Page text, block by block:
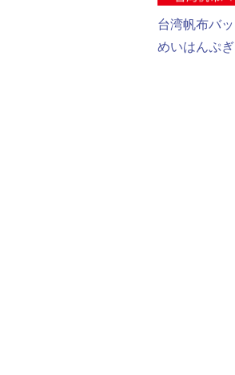
台湾帆布バ
めいはんぷぎ